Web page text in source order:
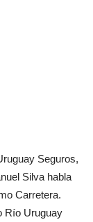
Seguros,
Silva habla
Carretera.
Río Uruguay